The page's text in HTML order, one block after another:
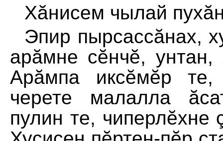
Хăнисем чылай
Эпир пырсассăнах,
арăмне сĕнчĕ,
Арăмпа иксĕмĕр те,
черете малалла
пулин те, чиперлĕхне